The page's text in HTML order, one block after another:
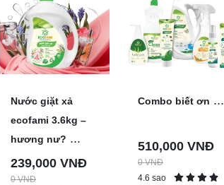
Nước giặt xả
ecofami 3.6kg –
hương nư? ...
239,000 VNĐ
0 VNĐ
Combo biết ơn ...
510,000 VNĐ
0 VNĐ
4.6 sao